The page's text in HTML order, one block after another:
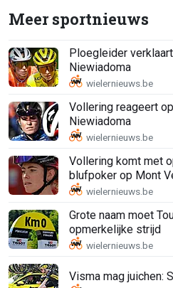
Meer sportnieuws
Ploegleider
Niewiadoma
Vollering reageert
Niewiadoma
Vollering komt met
blufpoker op Mont
Grote naam moet
opmerkelijke strijd
Visma mag juichen: